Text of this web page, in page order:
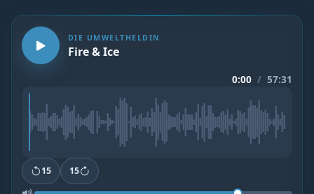
DIE UMWELTHELDIN
Fire & Ice
0:00 / 57:31
15 15